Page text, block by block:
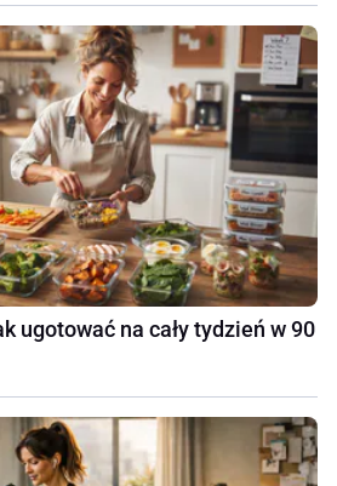
ugotować na cały tydzień w 90